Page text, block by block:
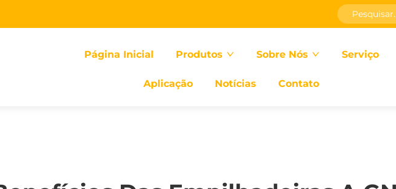
Página Inicial Produtos Sobre Nós Serviço
Aplicação Notícias Contato